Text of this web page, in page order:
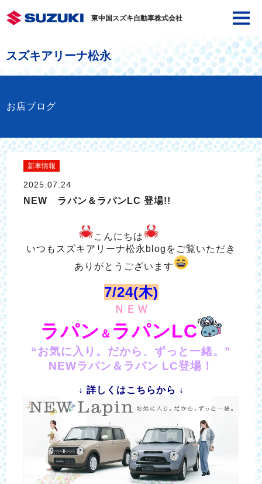
東中国スズキ自動車株式会社
スズキアリーナ松永
お店ブログ
新車情報
2025.07.24
NEW ラパン＆ラパンLC 登場!!
こんにちは
いつもスズキアリーナ松永blogをご覧いただき
ありがとうございます
7/24(木)
ＮＥＷ
ラパン ＆ ラパンLC
“お気に入り。だから、ずっと一緒。”
NEWラパン＆ラパン LC登場！
↓ 詳しくはこちらから ↓